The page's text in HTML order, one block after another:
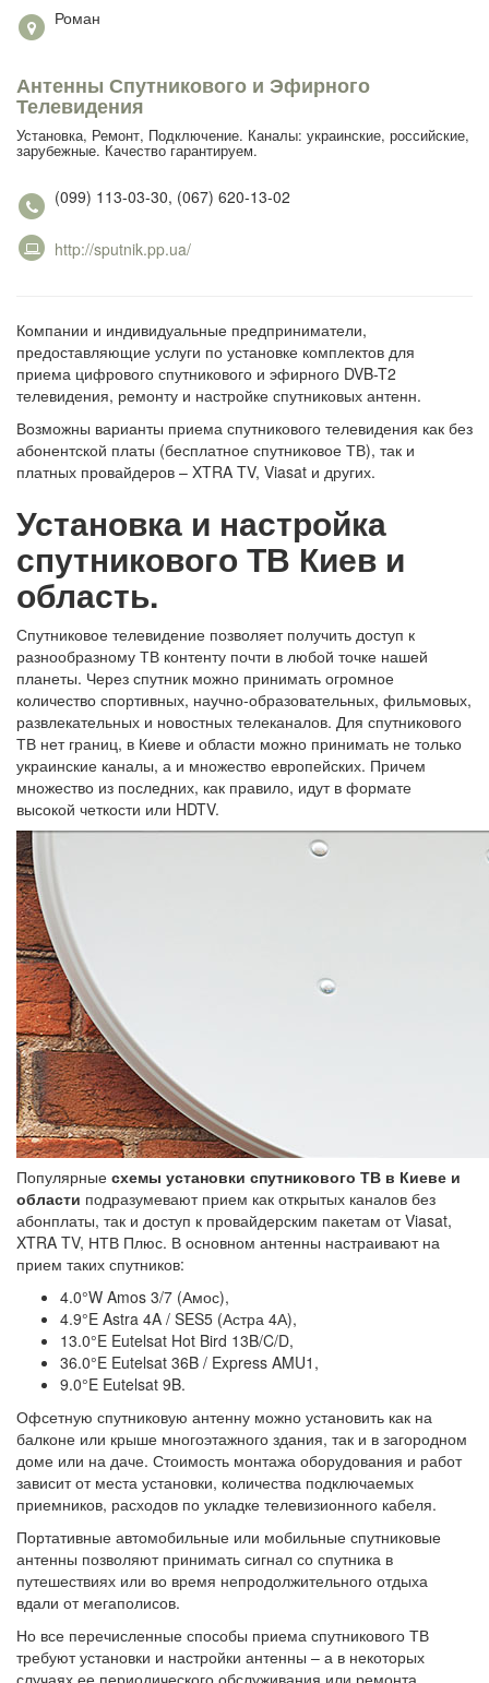
Роман
Антенны Спутникового и Эфирного
Телевидения
Установка, Ремонт, Подключение. Каналы: украинские, российские,
зарубежные. Качество гарантируем.
(099) 113-03-30, (067) 620-13-02
http://sputnik.pp.ua/
Компании и индивидуальные предприниматели,
предоставляющие услуги по установке комплектов для
приема цифрового спутникового и эфирного DVB-T2
телевидения, ремонту и настройке спутниковых антенн.
Возможны варианты приема спутникового телевидения как без
абонентской платы (бесплатное спутниковое ТВ), так и
платных провайдеров – XTRA TV, Viasat и других.
Установка и настройка
спутникового ТВ Киев и
область.
Спутниковое телевидение позволяет получить доступ к
разнообразному ТВ контенту почти в любой точке нашей
планеты. Через спутник можно принимать огромное
количество спортивных, научно-образовательных, фильмовых,
развлекательных и новостных телеканалов. Для спутникового
ТВ нет границ, в Киеве и области можно принимать не только
украинские каналы, а и множество европейских. Причем
множество из последних, как правило, идут в формате
высокой четкости или HDTV.
Популярные схемы установки спутникового ТВ в Киеве и
области подразумевают прием как открытых каналов без
абонплаты, так и доступ к провайдерским пакетам от Viasat,
XTRA TV, НТВ Плюс. В основном антенны настраивают на
прием таких спутников:
4.0°W Amos 3/7 (Амос),
4.9°E Astra 4A / SES5 (Астра 4А),
13.0°E Eutelsat Hot Bird 13B/C/D,
36.0°E Eutelsat 36B / Express AMU1,
9.0°E Eutelsat 9B.
Офсетную спутниковую антенну можно установить как на
балконе или крыше многоэтажного здания, так и в загородном
доме или на даче. Стоимость монтажа оборудования и работ
зависит от места установки, количества подключаемых
приемников, расходов по укладке телевизионного кабеля.
Портативные автомобильные или мобильные спутниковые
антенны позволяют принимать сигнал со спутника в
путешествиях или во время непродолжительного отдыха
вдали от мегаполисов.
Но все перечисленные способы приема спутникового ТВ
требуют установки и настройки антенны – а в некоторых
случаях ее периодического обслуживания или ремонта.